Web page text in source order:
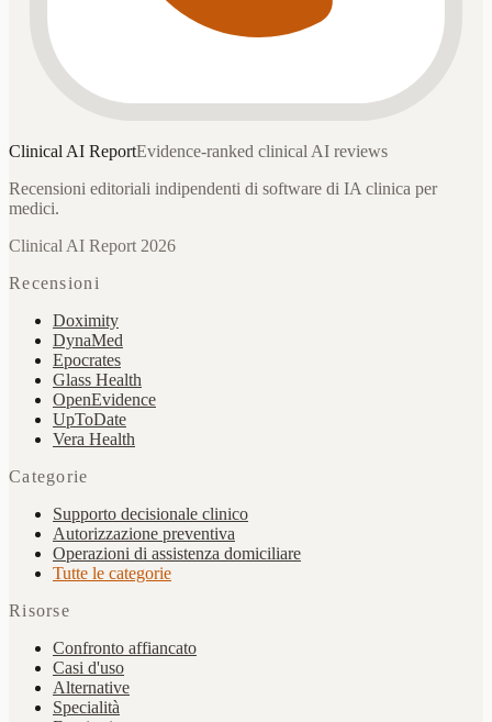
Clinical AI ReportEvidence-ranked clinical AI reviews
Recensioni editoriali indipendenti di software di IA clinica per
medici.
Clinical AI Report 2026
Recensioni
Doximity
DynaMed
Epocrates
Glass Health
OpenEvidence
UpToDate
Vera Health
Categorie
Supporto decisionale clinico
Autorizzazione preventiva
Operazioni di assistenza domiciliare
Tutte le categorie
Risorse
Confronto affiancato
Casi d'uso
Alternative
Specialità